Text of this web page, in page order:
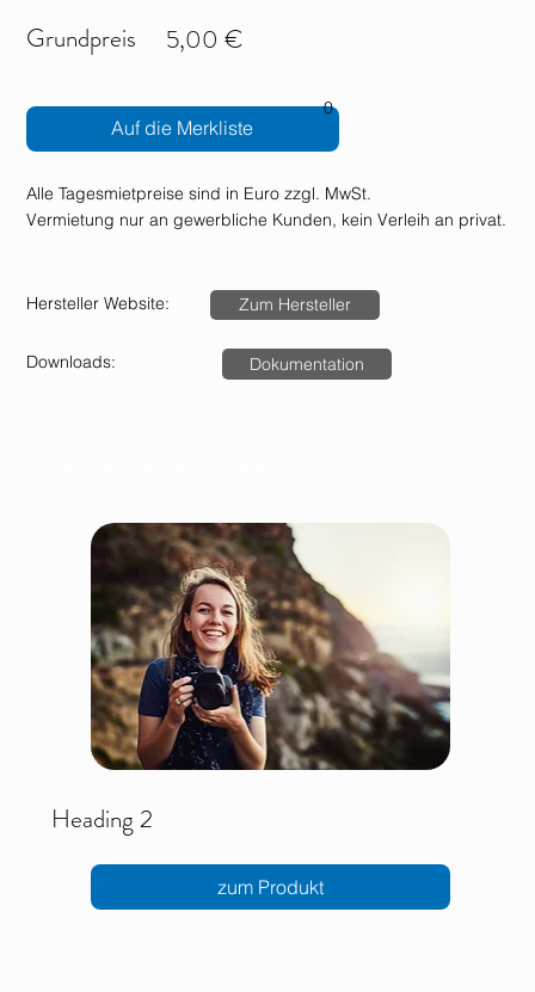
Grundpreis 5,00 €
Auf die Merkliste
0
Alle Tagesmietpreise sind in Euro zzgl. MwSt.
Vermietung nur an gewerbliche Kunden, kein Verleih an privat.
Hersteller Website: Zum Hersteller
Downloads: Dokumentation
Heading 2
zum Produkt